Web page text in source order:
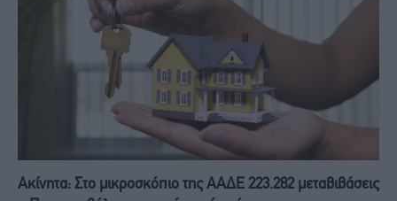
Ακίνητα: Στο μικροσκόπιο της ΑΑΔΕ 223.282 μεταβιβάσεις